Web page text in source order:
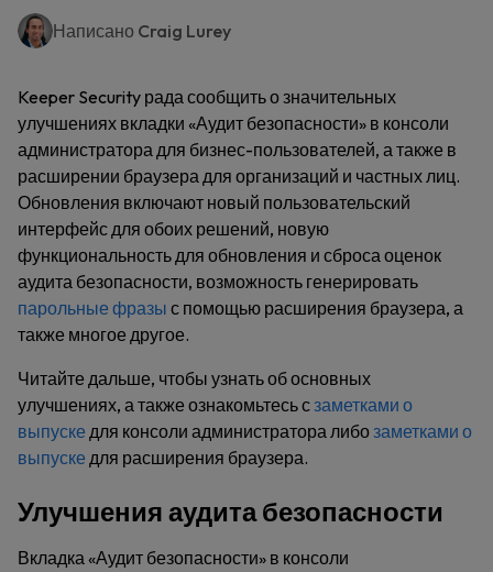
Написано Craig Lurey
Keeper Security рада сообщить о значительных
улучшениях вкладки «Аудит безопасности» в консоли
администратора для бизнес-пользователей, а также в
расширении браузера для организаций и частных лиц.
Обновления включают новый пользовательский
интерфейс для обоих решений, новую
функциональность для обновления и сброса оценок
аудита безопасности, возможность генерировать
парольные фразы с помощью расширения браузера, а
также многое другое.
Читайте дальше, чтобы узнать об основных
улучшениях, а также ознакомьтесь сзаметками о
выпуске для консоли администратора либозаметками о
выпуске для расширения браузера.
Улучшения аудита безопасности
Вкладка «Аудит безопасности» в консоли